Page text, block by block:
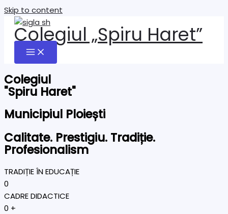
Skip to content
Colegiul „Spiru Haret”
Colegiul
"Spiru Haret"
Municipiul Ploiești
Calitate. Prestigiu. Tradiție.
Profesionalism
TRADIȚIE ÎN EDUCAȚIE
0
CADRE DIDACTICE
0 +